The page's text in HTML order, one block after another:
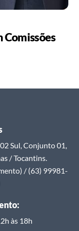
Comissões
Sul, Conjunto 01,
/ Tocantins.
/ (63) 99981-
às 18h